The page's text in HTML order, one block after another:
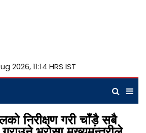
2026, 11:14 HRS IST
निरीक्षण गरी चाँड़ै सबै